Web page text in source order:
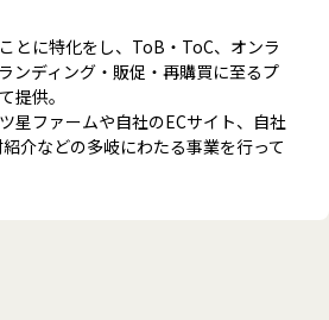
とに特化をし、ToB・ToC、オンラ
ンディング・販促・再購買に至るプ
提供。
星ファームや自社のECサイト、自社
介などの多岐にわたる事業を行って